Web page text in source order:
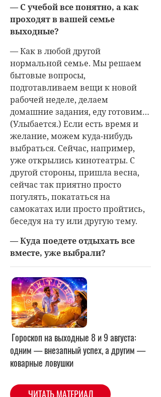
— С учебой все понятно, а как
проходят в вашей семье
выходные?
— Как в любой другой
нормальной семье. Мы решаем
бытовые вопросы,
подготавливаем вещи к новой
рабочей неделе, делаем
домашние задания, еду готовим…
(Улыбается.) Если есть время и
желание, можем куда-нибудь
выбраться. Сейчас, например,
уже открылись кинотеатры. С
другой стороны, пришла весна,
сейчас так приятно просто
погулять, покататься на
самокатах или просто пройтись,
беседуя на ту или другую тему.
— Куда поедете отдыхать все
вместе, уже выбрали?